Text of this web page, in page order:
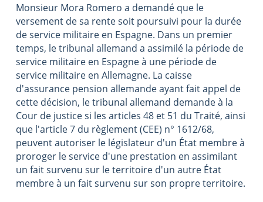
Monsieur Mora Romero a demandé que le
versement de sa rente soit poursuivi pour la durée
de service militaire en Espagne. Dans un premier
temps, le tribunal allemand a assimilé la période de
service militaire en Espagne à une période de
service militaire en Allemagne. La caisse
d'assurance pension allemande ayant fait appel de
cette décision, le tribunal allemand demande à la
Cour de justice si les articles 48 et 51 du Traité, ainsi
que l'article 7 du règlement (CEE) n° 1612/68,
peuvent autoriser le législateur d'un État membre à
proroger le service d'une prestation en assimilant
un fait survenu sur le territoire d'un autre État
membre à un fait survenu sur son propre territoire.